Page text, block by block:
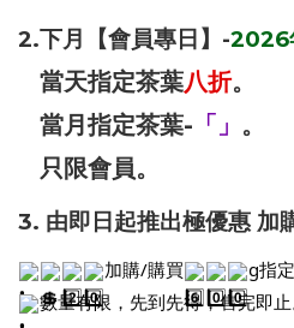
2.下月【會員專日】-2026
當天指定茶葉八折。
當月指定茶葉- 「」 。
只限會員。
3. 由即日起推出極優惠 加
加購/購買
g指
數量有限，先到先得，售完即止